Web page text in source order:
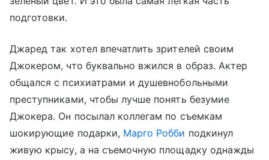
подготовки.
Джаред так хотел впечатлить зрителей своим
Джокером, что буквально вжился в образ. Актер
общался с психиатрами и душевнобольными
преступниками, чтобы лучше понять безумие
Джокера. Он посылал коллегам по съемкам
шокирующие подарки, Марго Робби подкинул
живую крысу, а на съемочную площадку однажды